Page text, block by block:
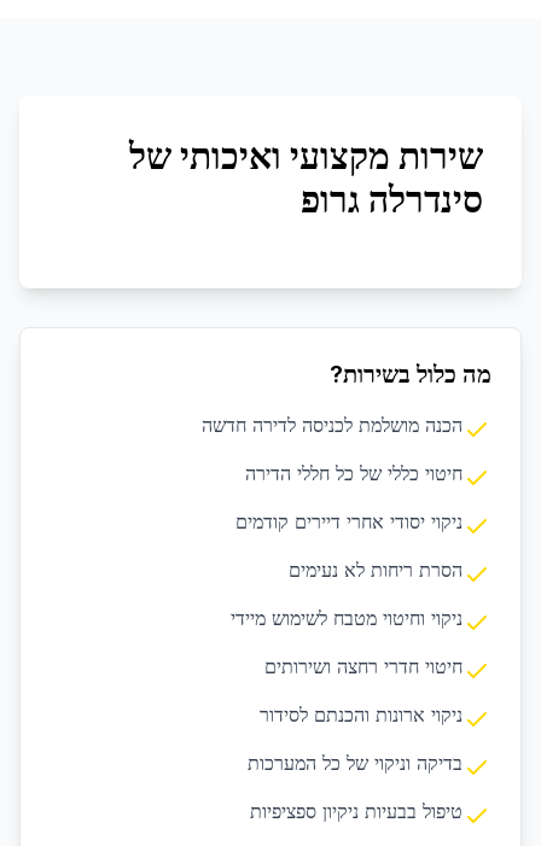
שירות מקצועי ואיכותי של
סינדרלה גרופ
מה כלול בשירות?
הכנה מושלמת לכניסה לדירה חדשה
חיטוי כללי של כל חללי הדירה
ניקוי יסודי אחרי דיירים קודמים
הסרת ריחות לא נעימים
ניקוי וחיטוי מטבח לשימוש מיידי
חיטוי חדרי רחצה ושירותים
ניקוי ארונות והכנתם לסידור
בדיקה וניקוי של כל המערכות
טיפול בבעיות ניקיון ספציפיות